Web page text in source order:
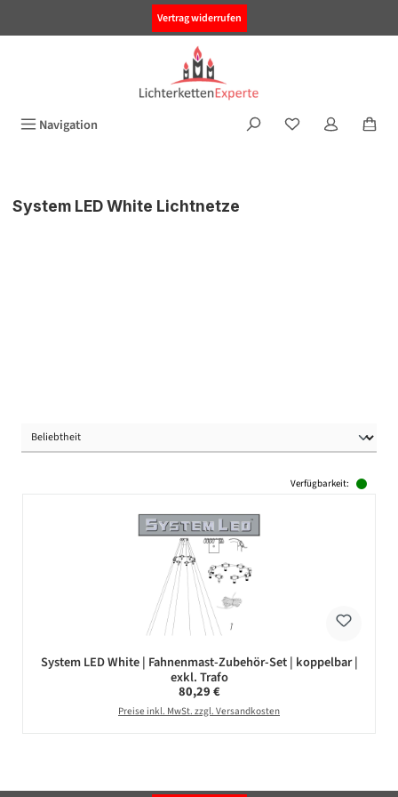
Vertrag widerrufen
Navigation
System LED White Lichtnetze
Verfügbarkeit:
System LED White | Fahnenmast-Zubehör-Set | koppelbar |
exkl. Trafo
Regulärer Preis:
80,29 €
Preise inkl. MwSt. zzgl. Versandkosten